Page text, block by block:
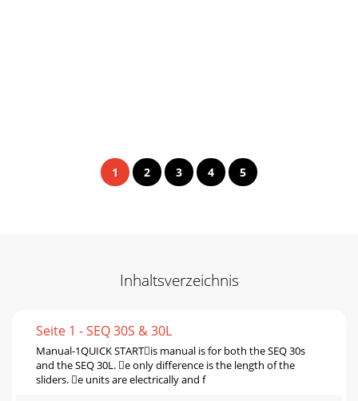
1 2 3 4 5
Inhaltsverzeichnis
Seite 1 - SEQ 30S & 30L
Manual-1QUICK STARTis manual is for both the SEQ 30s
and the SEQ 30L. e only diﬀerence is the length of the
sliders. e units are electrically and f